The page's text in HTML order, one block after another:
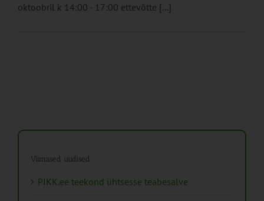
oktoobril k 14:00 - 17:00 ettevõtte [...]
Viimased uudised
PIKK.ee teekond ühtsesse teabesalve